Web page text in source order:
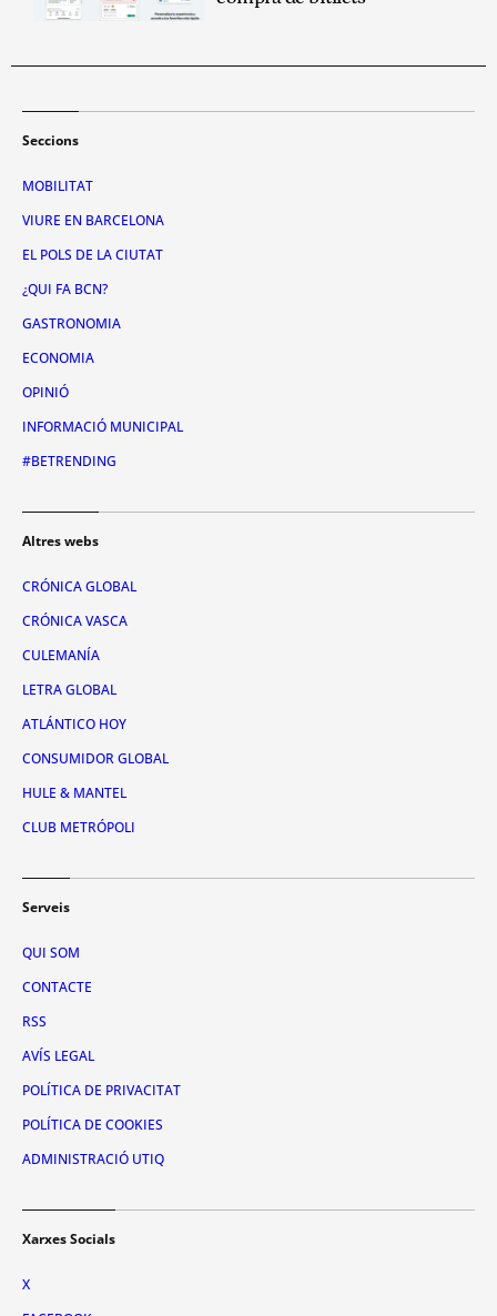
Seccions
MOBILITAT
VIURE EN BARCELONA
EL POLS DE LA CIUTAT
¿QUI FA BCN?
GASTRONOMIA
ECONOMIA
OPINIÓ
INFORMACIÓ MUNICIPAL
#BETRENDING
Altres webs
CRÓNICA GLOBAL
CRÓNICA VASCA
CULEMANÍA
LETRA GLOBAL
ATLÁNTICO HOY
CONSUMIDOR GLOBAL
HULE & MANTEL
CLUB METRÓPOLI
Serveis
QUI SOM
CONTACTE
RSS
AVÍS LEGAL
POLÍTICA DE PRIVACITAT
POLÍTICA DE COOKIES
ADMINISTRACIÓ UTIQ
Xarxes Socials
X